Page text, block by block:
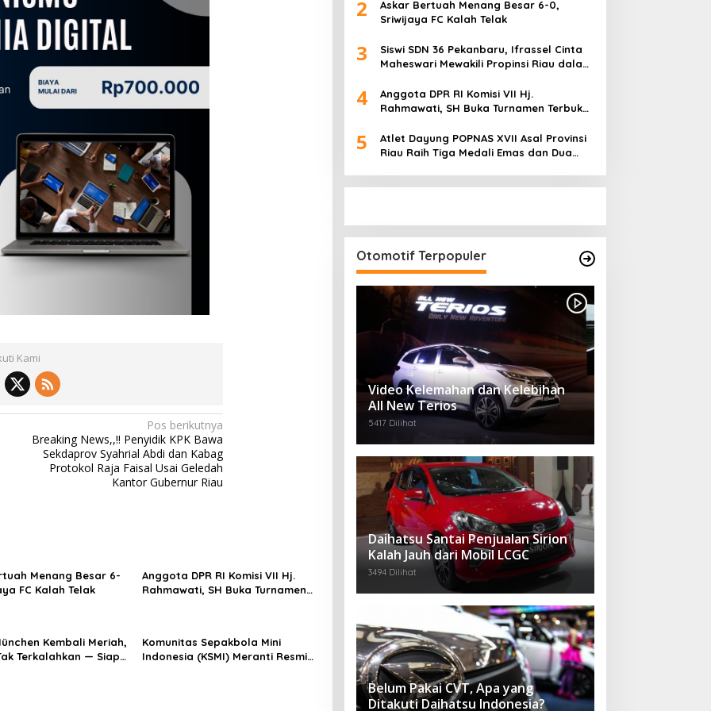
Kami
Pos berikutnya
Breaking News,,!! Penyidik KPK Bawa
Sekdaprov Syahrial Abdi dan Kabag
Protokol Raja Faisal Usai Geledah
Kantor Gubernur Riau
Menang Besar 6-
FC Kalah Telak
Anggota DPR RI Komisi VII Hj.
Rahmawati, SH Buka Turnamen
Kembali Meriah,
Terkalahkan — Siapa
Komunitas Sepakbola Mini
Indonesia (KSMI) Meranti Resmi
2
Askar Bertuah Menang Besar 6-0,
Sriwijaya FC Kalah Telak
3
Siswi SDN 36 Pekanbaru, Ifrassel Cinta
Maheswari Mewakili Propinsi Riau dalam
Senam Putri
4
Anggota DPR RI Komisi VII Hj.
Rahmawati, SH Buka Turnamen Terbuka
Wanita di Kalimantan Utara
5
Atlet Dayung POPNAS XVII Asal Provinsi
Riau Raih Tiga Medali Emas dan Dua
Otomotif Terpopuler
Video Kelemahan dan Kelebihan
All New Terios
5417 Dilihat
Daihatsu Santai Penjualan Sirion
Kalah Jauh dari Mobil LCGC
3494 Dilihat
Belum Pakai CVT, Apa yang
Ditakuti Daihatsu Indonesia?